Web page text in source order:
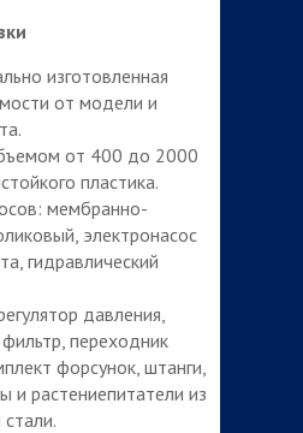
изготовленная
от модели и
от 400 до 2000
пластика.
мембранно-
электронасос
гидравлический
давления,
переходник
форсунок, штанги,
и растениепитатели из